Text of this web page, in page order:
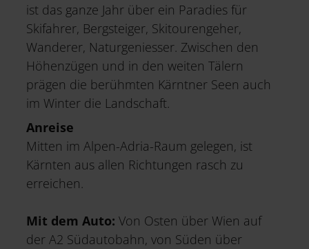
ist das ganze Jahr über ein Paradies für
Skifahrer, Bergsteiger, Skitourengeher,
Wanderer, Naturgeniesser. Zwischen den
Höhenzügen und in den weiten Tälern
prägen die berühmten Kärntner Seen auch
im Winter die Landschaft.
Anreise
Mitten im Alpen-Adria-Raum gelegen, ist
Kärnten aus allen Richtungen rasch zu
erreichen.
Mit dem Auto: Von Osten über Wien auf
der A2 Südautobahn, von Süden über